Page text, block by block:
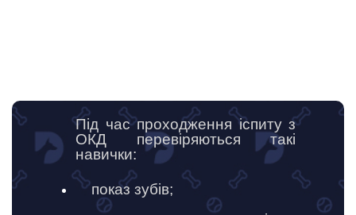
Під час проходження іспиту з
ОКД перевіряються такі
навички:
показ зубів;